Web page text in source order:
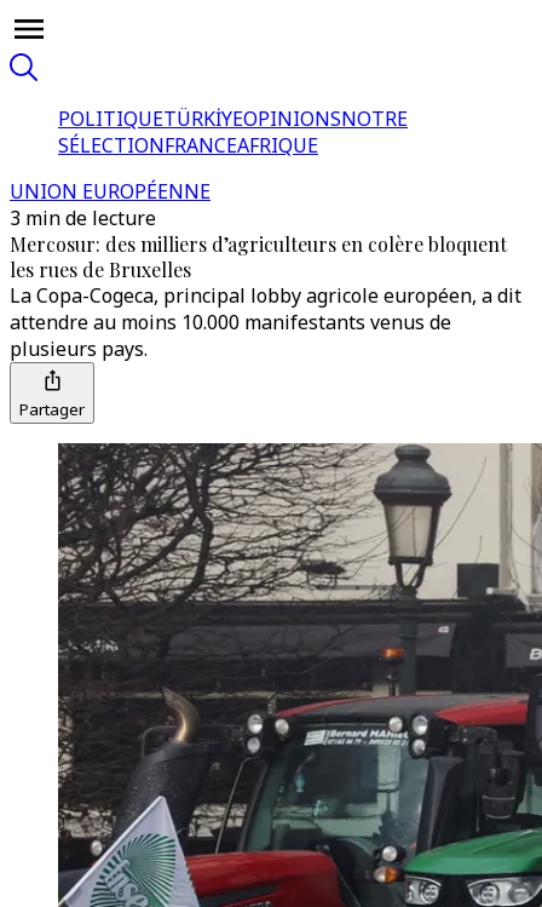
POLITIQUETÜRKİYEOPINIONSNOTRE
SÉLECTIONFRANCEAFRIQUE
UNION EUROPÉENNE
3 min de lecture
Mercosur: des milliers d’agriculteurs en colère bloquent
les rues de Bruxelles
La Copa-Cogeca, principal lobby agricole européen, a dit
attendre au moins 10.000 manifestants venus de
plusieurs pays.
Partager